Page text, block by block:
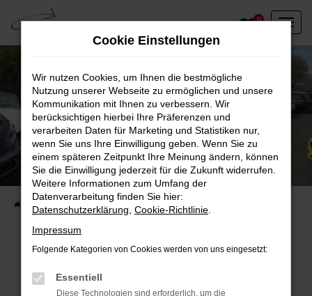
Zum
Hauptinhalt
springen
0
Unser Fahrzeugbestand vor Ort
Entdecken Sie unsere sofort verfügbaren
Fahrzeugangebote
Fehler: Network Error
Cookie Einstellungen
Wir nutzen Cookies, um Ihnen die bestmögliche
Nutzung unserer Webseite zu ermöglichen und unsere
Kommunikation mit Ihnen zu verbessern. Wir
berücksichtigen hierbei Ihre Präferenzen und
verarbeiten Daten für Marketing und Statistiken nur,
wenn Sie uns Ihre Einwilligung geben. Wenn Sie zu
einem späteren Zeitpunkt Ihre Meinung ändern, können
Sie die Einwilligung jederzeit für die Zukunft widerrufen.
Weitere Informationen zum Umfang der
Datenverarbeitung finden Sie hier:
Datenschutzerklärung Cookie-Richtlinie
Impressum
Folgende Kategorien von Cookies werden von uns eingesetzt:
Essentiell
Diese Technologien sind erforderlich, um die